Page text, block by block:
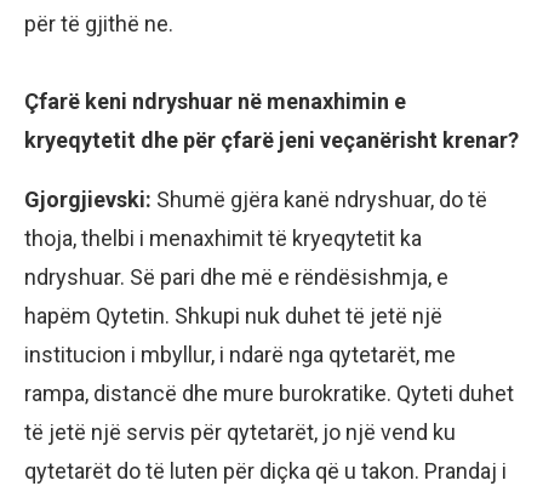
për të gjithë ne.
Çfarë keni ndryshuar në menaxhimin e
kryeqytetit dhe për çfarë jeni veçanërisht krenar?
Gjorgjievski: Shumë gjëra kanë ndryshuar, do të
thoja, thelbi i menaxhimit të kryeqytetit ka
ndryshuar. Së pari dhe më e rëndësishmja, e
hapëm Qytetin. Shkupi nuk duhet të jetë një
institucion i mbyllur, i ndarë nga qytetarët, me
rampa, distancë dhe mure burokratike. Qyteti duhet
të jetë një servis për qytetarët, jo një vend ku
qytetarët do të luten për diçka që u takon. Prandaj i